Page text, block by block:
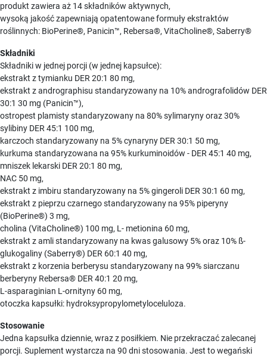
produkt zawiera aż 14 składników aktywnych,
wysoką jakość zapewniają opatentowane formuły ekstraktów
roślinnych: BioPerine®, Panicin™, Rebersa®, VitaCholine®, Saberry®
Składniki
Składniki w jednej porcji (w jednej kapsułce):
ekstrakt z tymianku DER 20:1 80 mg,
ekstrakt z andrographisu standaryzowany na 10% andrografolidów DER
30:1 30 mg (Panicin™),
ostropest plamisty standaryzowany na 80% sylimaryny oraz 30%
sylibiny DER 45:1 100 mg,
karczoch standaryzowany na 5% cynaryny DER 30:1 50 mg,
kurkuma standaryzowana na 95% kurkuminoidów - DER 45:1 40 mg,
mniszek lekarski DER 20:1 80 mg,
NAC 50 mg,
ekstrakt z imbiru standaryzowany na 5% gingeroli DER 30:1 60 mg,
ekstrakt z pieprzu czarnego standaryzowany na 95% piperyny
(BioPerine®) 3 mg,
cholina (VitaCholine®) 100 mg, L- metionina 60 mg,
ekstrakt z amli standaryzowany na kwas galusowy 5% oraz 10% ß-
glukogaliny (Saberry®) DER 60:1 40 mg,
ekstrakt z korzenia berberysu standaryzowany na 99% siarczanu
berberyny Rebersa® DER 40:1 20 mg,
L-asparaginian L-ornityny 60 mg,
otoczka kapsułki: hydroksypropylometyloceluloza.
Stosowanie
Jedna kapsułka dziennie, wraz z posiłkiem. Nie przekraczać zalecanej
porcji. Suplement wystarcza na 90 dni stosowania. Jest to wegański